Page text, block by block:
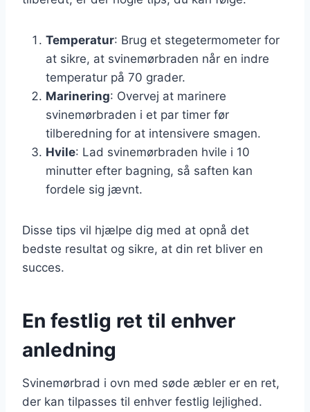
Temperatur: Brug et stegetermometer for
at sikre, at svinemørbraden når en indre
temperatur på 70 grader.
Marinering: Overvej at marinere
svinemørbraden i et par timer før
tilberedning for at intensivere smagen.
Hvile: Lad svinemørbraden hvile i 10
minutter efter bagning, så saften kan
fordele sig jævnt.
Disse tips vil hjælpe dig med at opnå det
bedste resultat og sikre, at din ret bliver en
succes.
En festlig ret til enhver
anledning
Svinemørbrad i ovn med søde æbler er en ret,
der kan tilpasses til enhver festlig lejlighed.